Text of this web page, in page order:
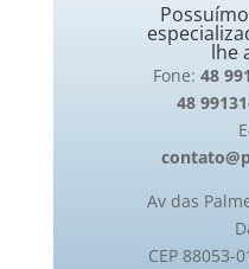
lhe
Fone: 48
48
Av das
CEP 88053-